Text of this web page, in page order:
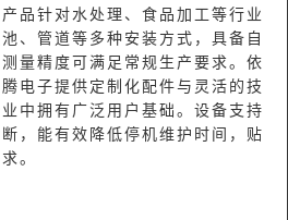
品针对水处理、食品加工等行业
、管道等多种安装方式，具备自
量精度可满足常规生产要求。依
电子提供定制化配件与灵活的技
中拥有广泛用户基础。设备支持
，能有效降低停机维护时间，贴
。